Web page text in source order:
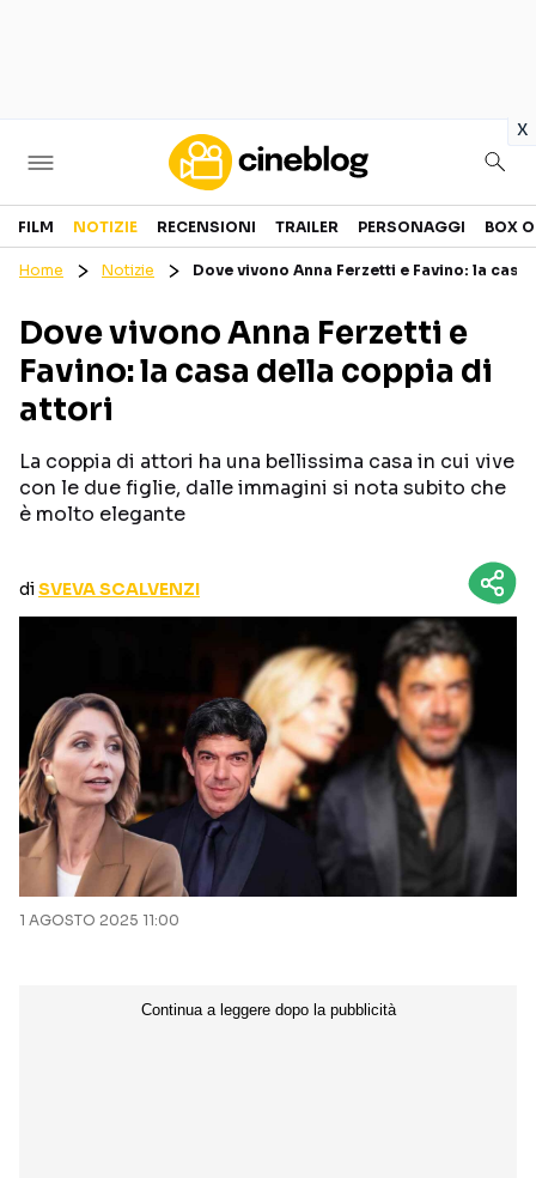
x
Cinema
GENERI
PERSONAGGI
CANALI STREAMING
Categorie
NOTIZIE
RECENSIONI
Seguici sui social
FILM NOTIZIE RECENSIONI TRAILER PERSONAGGI BOX
Home Notizie Dove vivono Anna Ferzetti e Favino: la
Dove vivono Anna Ferzetti e
Favino: la casa della coppia di
attori
La coppia di attori ha una bellissima casa in cui vive
con le due figlie, dalle immagini si nota subito che
è molto elegante
diSVEVA SCALVENZI
1 AGOSTO 2025 11:00